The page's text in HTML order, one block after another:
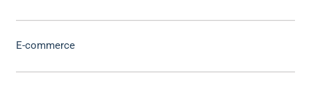
E-commerce